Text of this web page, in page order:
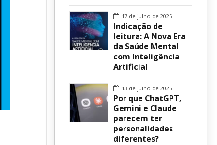
17 de julho de 2026
Indicação de
leitura: A Nova Era
da Saúde Mental
com Inteligência
Artificial
13 de julho de 2026
Por que ChatGPT,
Gemini e Claude
parecem ter
personalidades
diferentes?